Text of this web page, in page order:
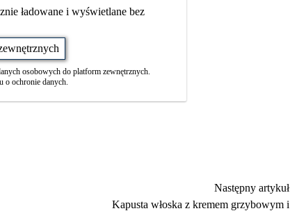
ładowane i wyświetlane bez
osobowych do platform zewnętrznych.
o ochronie danych.
Następny artykuł
Kapusta włoska z kremem grzybowym i